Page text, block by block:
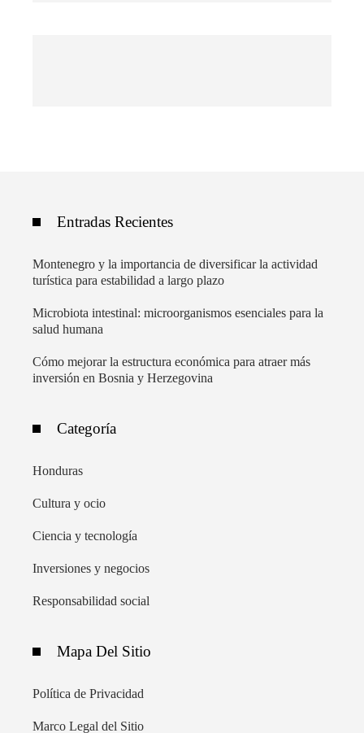
Entradas Recientes
Montenegro y la importancia de diversificar la actividad
turística para estabilidad a largo plazo
Microbiota intestinal: microorganismos esenciales para la
salud humana
Cómo mejorar la estructura económica para atraer más
inversión en Bosnia y Herzegovina
Categoría
Honduras
Cultura y ocio
Ciencia y tecnología
Inversiones y negocios
Responsabilidad social
Mapa Del Sitio
Política de Privacidad
Marco Legal del Sitio